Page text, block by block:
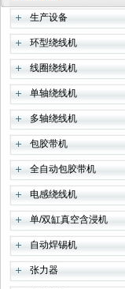
生产设备
环型绕线机
线圈绕线机
单轴绕线机
多轴绕线机
包胶带机
全自动包胶带机
电感绕线机
单/双缸真空含浸机
自动焊锡机
张力器